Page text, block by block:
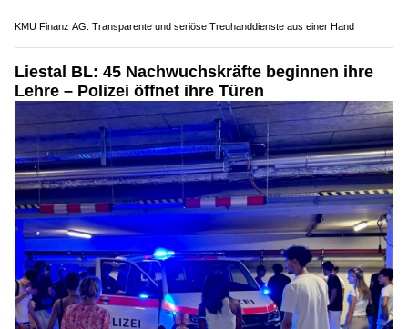
31.07.26 VON POLIZEI.NEWS REDAKTION
Im Gebiet Roggenacker in Pfäffikon wird die Liegenschaft an
der Eichenstrasse 6 in Pfäffikon in den kommenden Monaten
umgebaut.
Davon betroffen ist auch der Polizeiposten Höfe, der während
der Umbauarbeiten vorübergehend in das benachbarte
ehemalige Provisorium der Kantonsschule Ausserschwyz an der